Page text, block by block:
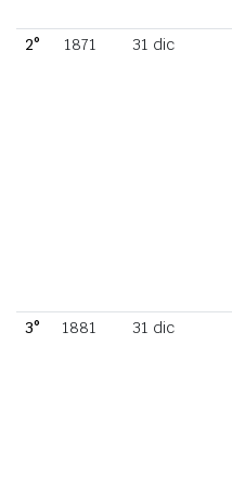
2°
1871 31 dic
3°
1881 31 dic